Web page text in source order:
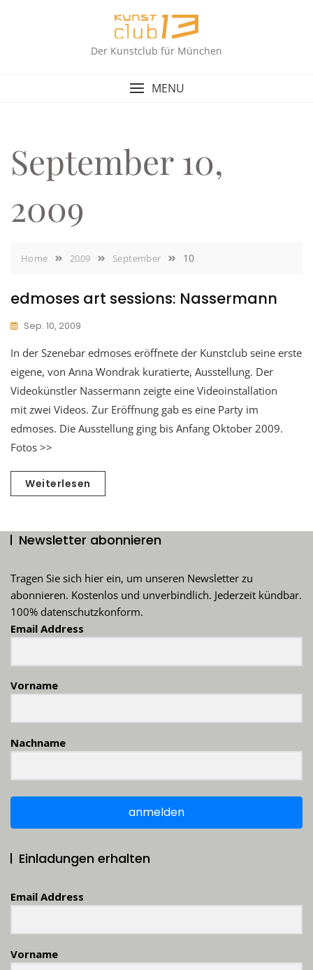
Der Kunstclub für München
MENU
September 10,
2009
Home 2009 September 10
edmoses art sessions: Nassermann
Sep. 10, 2009
In der Szenebar edmoses eröffnete der Kunstclub seine erste
eigene, von Anna Wondrak kuratierte, Ausstellung. Der
Videokünstler Nassermann zeigte eine Videoinstallation
mit zwei Videos. Zur Eröffnung gab es eine Party im
edmoses. Die Ausstellung ging bis Anfang Oktober 2009.
Fotos >>
Weiterlesen
Newsletter abonnieren
Tragen Sie sich hier ein, um unseren Newsletter zu
abonnieren. Kostenlos und unverbindlich. Jederzeit kündbar.
100% datenschutzkonform.
Email Address
Vorname
Nachname
anmelden
Einladungen erhalten
Email Address
Vorname